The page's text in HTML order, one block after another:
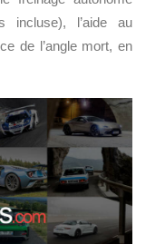
incluse), l’aide au
de l’angle mort, en